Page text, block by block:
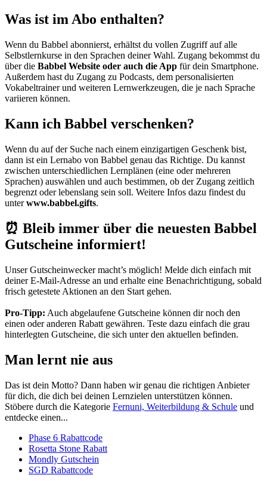
Was ist im Abo enthalten?
Wenn du Babbel abonnierst, erhältst du vollen Zugriff auf alle
Selbstlernkurse in den Sprachen deiner Wahl. Zugang bekommst du
über die Babbel Website oder auch die App für dein Smartphone.
Außerdem hast du Zugang zu Podcasts, dem personalisierten
Vokabeltrainer und weiteren Lernwerkzeugen, die je nach Sprache
variieren können.
Kann ich Babbel verschenken?
Wenn du auf der Suche nach einem einzigartigen Geschenk bist,
dann ist ein Lernabo von Babbel genau das Richtige. Du kannst
zwischen unterschiedlichen Lernplänen (eine oder mehreren
Sprachen) auswählen und auch bestimmen, ob der Zugang zeitlich
begrenzt oder lebenslang sein soll. Weitere Infos dazu findest du
unterwww.babbel.gifts.
⏰ Bleib immer über die neuesten Babbel
Gutscheine informiert!
UnserGutscheinweckermacht’s möglich! Melde dich einfach mit
deiner E-Mail-Adresse an und erhalte eine Benachrichtigung, sobald
frisch getestete Aktionen an den Start gehen.
Pro-Tipp: Auch abgelaufene Gutscheine können dir noch den
einen oder anderen Rabatt gewähren. Teste dazu einfach die grau
hinterlegten Gutscheine, die sich unter den aktuellen befinden.
Man lernt nie aus
Das ist dein Motto? Dann haben wir genau die richtigen Anbieter
für dich, die dich bei deinen Lernzielen unterstützen können.
Stöbere durch die Kategorie Fernuni, Weiterbildung & Schule und
entdecke einen...
Phase 6 Rabattcode
Rosetta Stone Rabatt
Mondly Gutschein
SGD Rabattcode